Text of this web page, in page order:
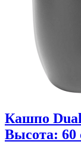
Кашпо Dual
Высота: 60